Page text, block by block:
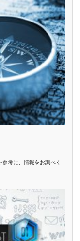
考に、情報をお調べく